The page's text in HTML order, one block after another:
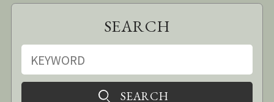
SEARCH